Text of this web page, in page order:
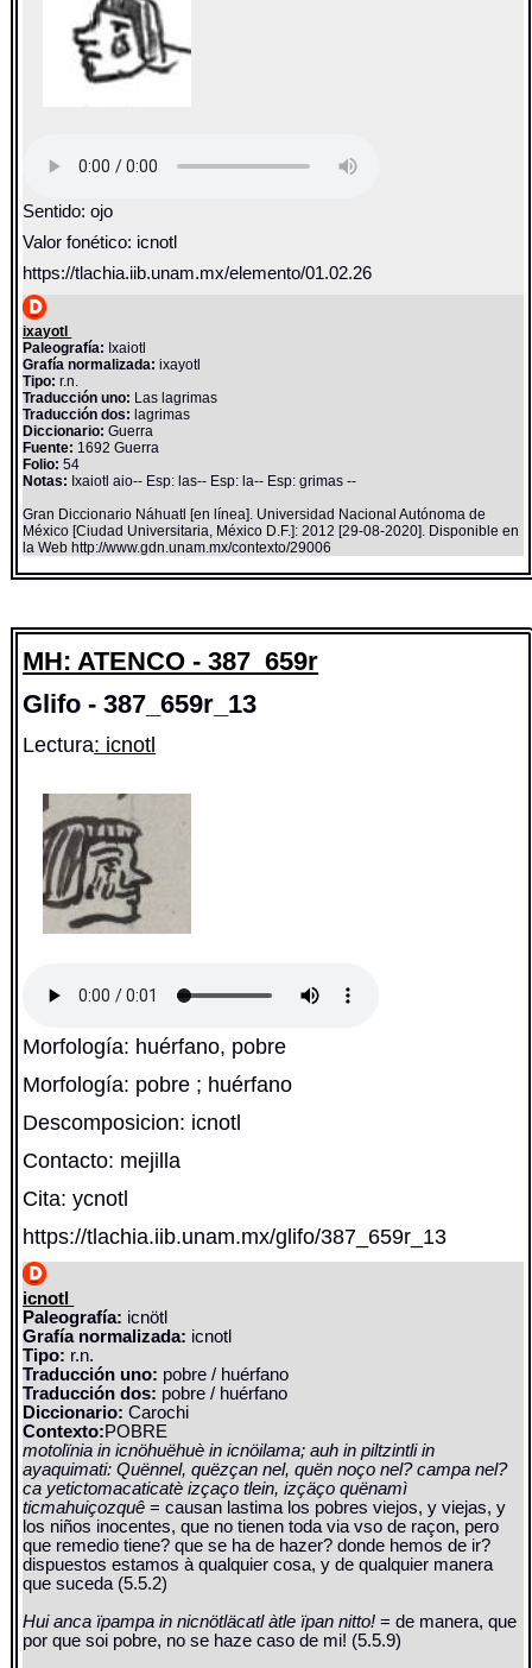
Sentido: ojo
Valor fonético: icnotl
https://tlachia.iib.unam.mx/elemento/01.02.26
ixayotl
Paleografía: Ixaiotl
Grafía normalizada: ixayotl
Tipo: r.n.
Traducción uno: Las lagrimas
Traducción dos: lagrimas
Diccionario:Guerra
Fuente: 1692 Guerra
Folio: 54
Notas: Ixaiotl aio-- Esp: las-- Esp: la-- Esp: grimas --
Gran Diccionario Náhuatl [en línea]. Universidad Nacional Autónoma de
México [Ciudad Universitaria, México D.F.]: 2012 [29-08-2020]. Disponible en
la Web http://www.gdn.unam.mx/contexto/29006
MH: ATENCO - 387_659r
Glifo - 387_659r_13
Lectura: icnotl
Morfología: huérfano, pobre
Morfología: pobre ; huérfano
Descomposicion: icnotl
Contacto: mejilla
Cita: ycnotl
https://tlachia.iib.unam.mx/glifo/387_659r_13
icnotl
Paleografía: icnötl
Grafía normalizada: icnotl
Tipo: r.n.
Traducción uno: pobre / huérfano
Traducción dos: pobre / huérfano
Diccionario:Carochi
Contexto:POBRE
motolïnia in icnöhuëhuè in icnöilama; auh in piltzintli in
ayaquimati: Quënnel, quëzçan nel, quën noço nel? campa nel?
ca yetictomacaticatè izçaço tlein, izçäço quënamì
ticmahuiçozquê= causan lastima los pobres viejos, y viejas, y
los niños inocentes, que no tienen toda via vso de raçon, pero
que remedio tiene? que se ha de hazer? donde hemos de ir?
dispuestos estamos à qualquier cosa, y de qualquier manera
que suceda (5.5.2)
Hui anca ïpampa in nicnötläcatl àtle ïpan nitto!= de manera, que
por que soi pobre, no se haze caso de mi! (5.5.9)